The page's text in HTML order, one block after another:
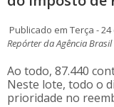
Publicado em Terça -
Repórter da Agência Brasil
Ao todo, 87.440
Neste lote, todo o
prioridade no